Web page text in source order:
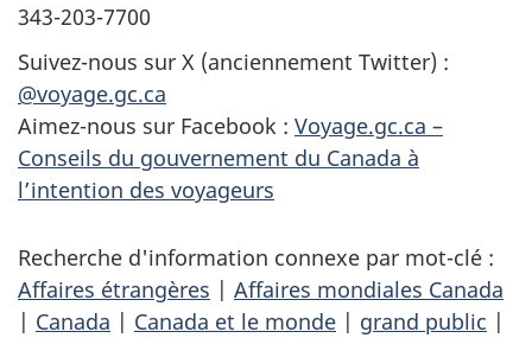
343-203-7700
Suivez-nous sur X (anciennement Twitter) :
@voyage.gc.ca
Aimez-nous sur Facebook : Voyage.gc.ca –
Conseils du gouvernement du Canada à
l’intention des voyageurs
Recherche d'information connexe par mot-clé :
Affaires étrangères | Affaires mondiales Canada
| Canada | Canada et le monde | grand public |